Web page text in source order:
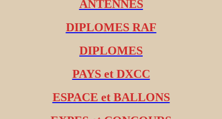
ANTENNES
DIPLOMES RAF
DIPLOMES
PAYS et DXCC
ESPACE et BALLONS